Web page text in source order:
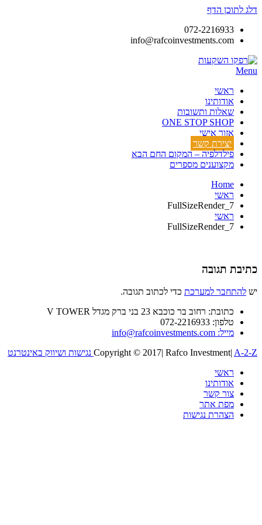
דלג לתוכן הדף
072-2216933
info@rafcoinvestments.com
Menu
ראשי
אודותינו
שאלות ותשובות
ONE STOP SHOP
אזור אישי
יצירת קשר
פילדלפיה – המקום החם הבא
מקצוענים מספרים
Home
ראשי
FullSizeRender_7
ראשי
FullSizeRender_7
כתיבת תגובה
יש להתחבר למערכת כדי לכתוב תגובה.
כתובת: רחוב בר כוכבא 23 בני ברק מגדל V TOWER
טלפון: 072-2216933
מייל: info@rafcoinvestments.com
Copyright © 2017| Rafco Investment| A-2-Z נגישות ושיווק באינטרנט
ראשי
אודותינו
צור קשר
מפת אתר
הצהרת נגישות